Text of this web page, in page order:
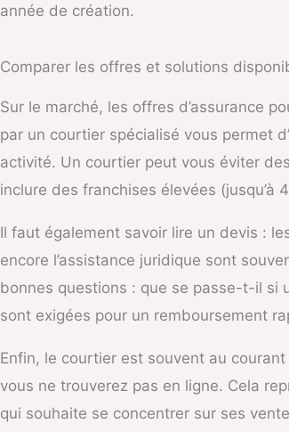
année de création.
Comparer les offres et solutions
Sur le marché, les offres d’assurance
par un courtier spécialisé vous permet
activité. Un courtier peut vous éviter
inclure des franchises élevées
Il faut également savoir lire un devis :
encore l’assistance juridique sont
bonnes questions : que se passe-t-il si
sont exigées pour un remboursement
Enfin, le courtier est souvent au
vous ne trouverez pas en ligne. Cela
qui souhaite se concentrer sur ses